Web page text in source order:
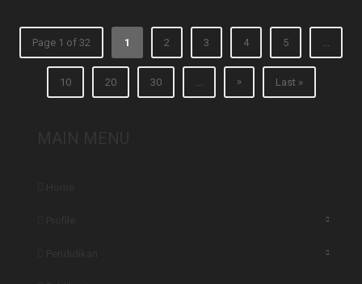
Page 1 of 32 1 2 3 4 5 ...
10 20 30 ... » Last »